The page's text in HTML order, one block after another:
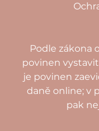
Podle zákona
povinen
je povinen
daně online; v
pak